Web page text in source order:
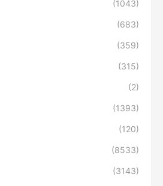
(1043)
(683)
(359)
(315)
(2)
(1393)
(120)
(8533)
(3143)